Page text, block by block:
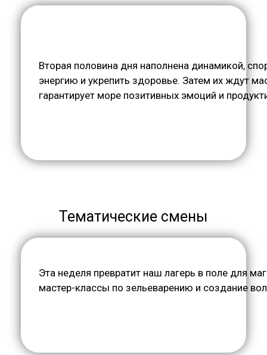
Вторая половина дня наполнена динамикой,
энергию и укрепить здоровье. Затем их ждут
гарантирует море позитивных эмоций и
Тематические смены
Эта неделя превратит наш лагерь в поле для
мастер-классы по зельеварению и создание